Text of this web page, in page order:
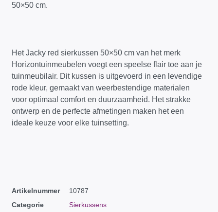
50×50 cm.
Het Jacky red sierkussen 50×50 cm van het merk
Horizontuinmeubelen voegt een speelse flair toe aan je
tuinmeubilair. Dit kussen is uitgevoerd in een levendige
rode kleur, gemaakt van weerbestendige materialen
voor optimaal comfort en duurzaamheid. Het strakke
ontwerp en de perfecte afmetingen maken het een
ideale keuze voor elke tuinsetting.
Artikelnummer
10787
Categorie
Sierkussens